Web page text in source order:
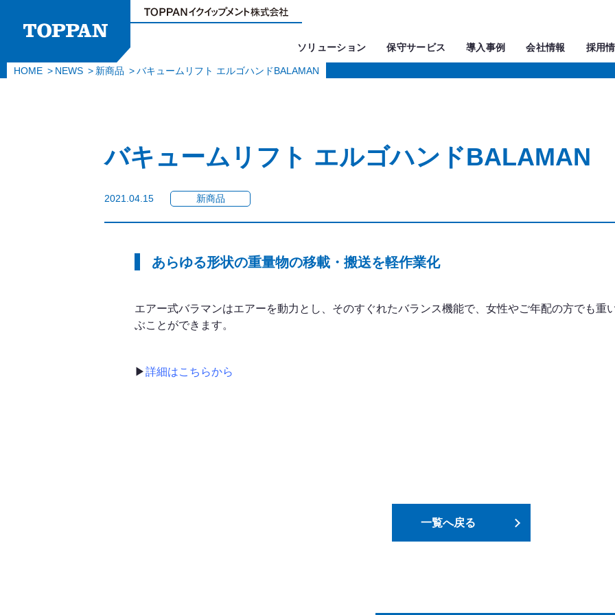
ソリューション 保守サービス 導入事例 会社情報 採用
HOME NEWS 新商品 バキュームリフト エルゴハンドBALAMAN
バキュームリフト エルゴハンドBALAMAN
2021.04.15 新商品
あらゆる形状の重量物の移載・搬送を軽作業化
エアー式バラマンはエアーを動力とし、そのすぐれたバランス機能で、女性やご年配の方でも重
ぶことができます。
▶詳細はこちらから
一覧へ戻る